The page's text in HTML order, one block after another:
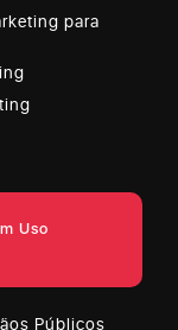
para
Uso
Públicos